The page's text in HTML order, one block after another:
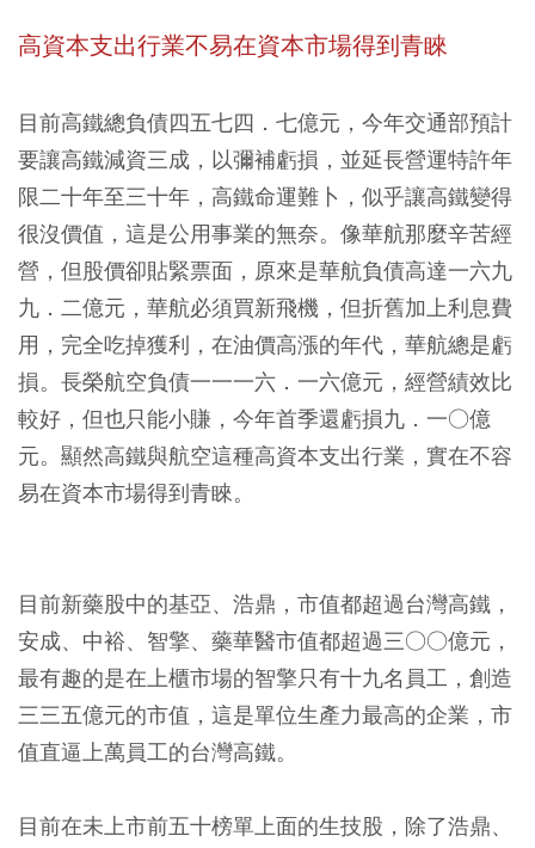
高資本支出行業不易在資本市場得到青睞
目前高鐵總負債四五七四．七億元，今年交通部預計
要讓高鐵減資三成，以彌補虧損，並延長營運特許年
限二十年至三十年，高鐵命運難卜，似乎讓高鐵變得
很沒價值，這是公用事業的無奈。像華航那麼辛苦經
營，但股價卻貼緊票面，原來是華航負債高達一六九
九．二億元，華航必須買新飛機，但折舊加上利息費
用，完全吃掉獲利，在油價高漲的年代，華航總是虧
損。長榮航空負債一一一六．一六億元，經營績效比
較好，但也只能小賺，今年首季還虧損九．一○億
元。顯然高鐵與航空這種高資本支出行業，實在不容
易在資本市場得到青睞。
目前新藥股中的基亞、浩鼎，市值都超過台灣高鐵，
安成、中裕、智擎、藥華醫市值都超過三○○億元，
最有趣的是在上櫃市場的智擎只有十九名員工，創造
三三五億元的市值，這是單位生產力最高的企業，市
值直逼上萬員工的台灣高鐵。
目前在未上市前五十榜單上面的生技股，除了浩鼎、